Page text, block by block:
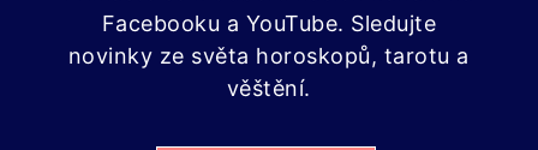
Facebooku a YouTube. Sledujte
novinky ze světa horoskopů, tarotu a
věštění.